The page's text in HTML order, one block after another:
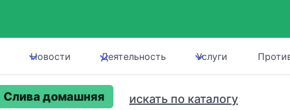
Новости Деятельность Услуги
Слива домашняя искать по каталогу